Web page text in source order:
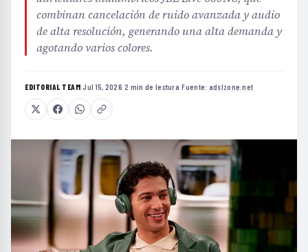
combinan cancelación de ruido avanzada y audio
de alta resolución, generando una alta demanda y
agotando varios colores.
EDITORIAL TEAM·Jul 15, 2026·2 min de lectura·Fuente: adslzone.net